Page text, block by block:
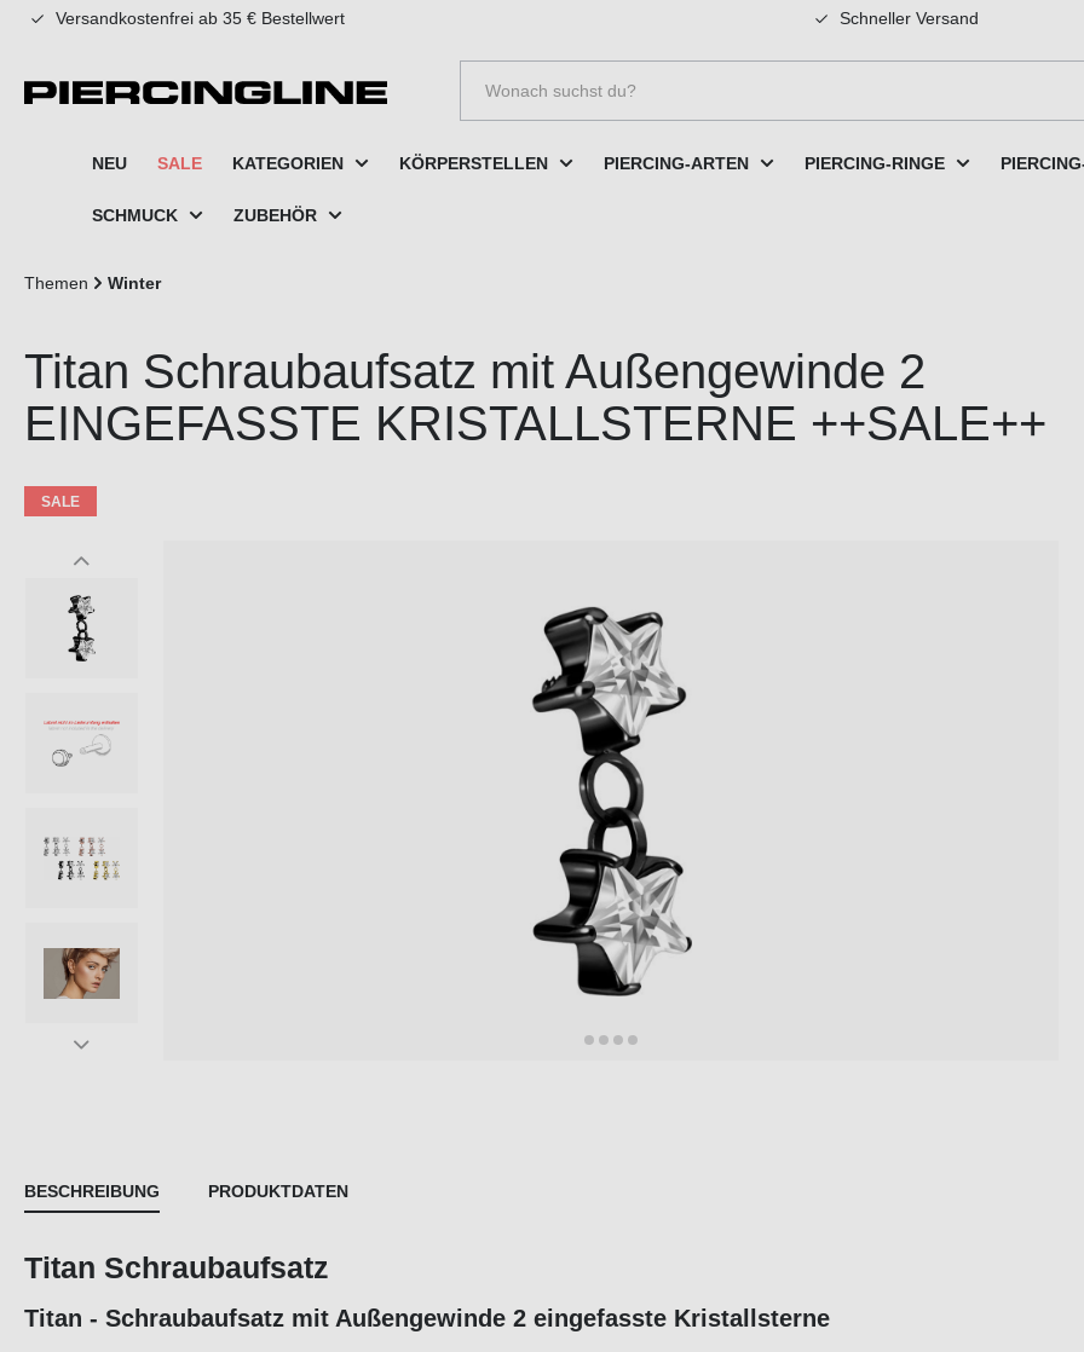
springen Zur Hauptnavigation springen
Versandkostenfrei ab 35 € Bestellwert Schneller Versand
NEU SALE KATEGORIEN KÖRPERSTELLEN PIERCING-ARTEN PIERCING-RINGE
SCHMUCK ZUBEHÖR
Themen Winter
Titan Schraubaufsatz mit Außengewinde 2
EINGEFASSTE KRISTALLSTERNE ++SALE++
SALE
BESCHREIBUNG PRODUKTDATEN
Titan Schraubaufsatz
Titan - Schraubaufsatz mit Außengewinde 2 eingefasste Kristallsterne